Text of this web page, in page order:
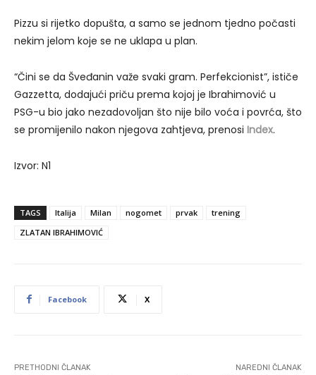
Pizzu si rijetko dopušta, a samo se jednom tjedno počasti
nekim jelom koje se ne uklapa u plan.
“Čini se da Šveđanin važe svaki gram. Perfekcionist”, ističe
Gazzetta, dodajući priču prema kojoj je Ibrahimović u
PSG-u bio jako nezadovoljan što nije bilo voća i povrća, što
se promijenilo nakon njegova zahtjeva, prenosi Index.
Izvor: N1
TAGS Italija Milan nogomet prvak
trening
ZLATAN IBRAHIMOVIĆ
Facebook X
PRETHODNI ČLANAK NAREDNI ČLANAK